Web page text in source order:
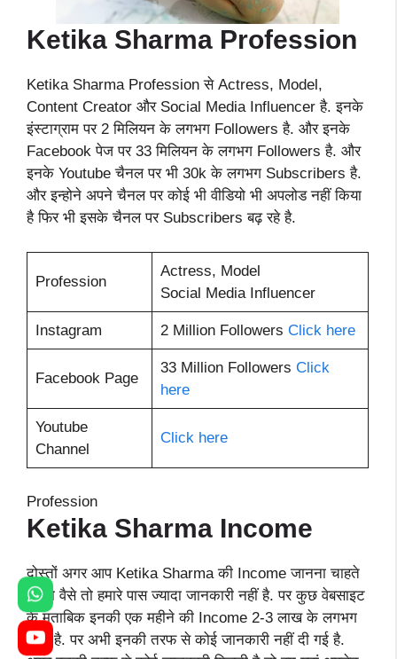
Ketika Sharma Profession
Ketika Sharma Profession से Actress, Model,
Content Creator और Social Media Influencer है. इनके
इंस्टाग्राम पर 2 मिलियन के लगभग Followers है. और इनके
Facebook पेज पर 33 मिलियन के लगभग Followers है. और
इनके Youtube चैनल पर भी 30k के लगभग Subscribers है.
और इन्होने अपने चैनल पर कोई भी वीडियो भी अपलोड नहीं किया
है फिर भी इसके चैनल पर Subscribers बढ़ रहे है.
Profession
Actress, Model
Social Media Influencer
Instagram 2 Million Followers Click here
Facebook Page
33 Million Followers Click
here
Youtube
Channel
Click here
Profession
Ketika Sharma Income
दोस्तों अगर आप Ketika Sharma की Income जानना चाहते
है. तो वैसे तो हमारे पास ज्यादा जानकारी नहीं है. पर कुछ वेबसाइट
के मुताबिक इनकी एक महीने की Income 2-3 लाख के लगभग
होती है. पर अभी इनकी तरफ से कोई जानकारी नहीं दी गई है.